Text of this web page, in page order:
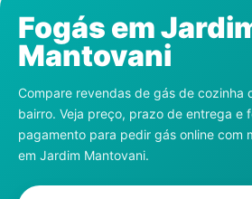
Revendedor
Notícias
Cadastre-se
Gás
Fogás em
Mantovani
Compare revendas de gás de cozinha
bairro. Veja preço, prazo de entrega e
pagamento para pedir gás online com
em Jardim Mantovani.